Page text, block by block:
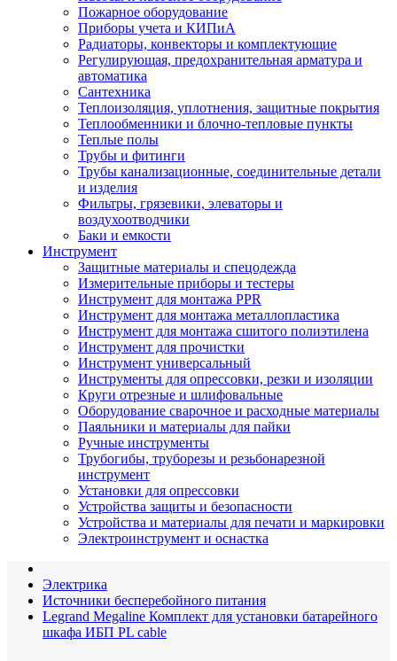
Пожарное оборудование
Приборы учета и КИПиА
Радиаторы, конвекторы и комплектующие
Регулирующая, предохранительная арматура и
автоматика
Сантехника
Теплоизоляция, уплотнения, защитные покрытия
Теплообменники и блочно-тепловые пункты
Теплые полы
Трубы и фитинги
Трубы канализационные, соединительные детали
и изделия
Фильтры, грязевики, элеваторы и
воздухоотводчики
Баки и емкости
Инструмент
Защитные материалы и спецодежда
Измерительные приборы и тестеры
Инструмент для монтажа PPR
Инструмент для монтажа металлопластика
Инструмент для монтажа сшитого полиэтилена
Инструмент для прочистки
Инструмент универсальный
Инструменты для опрессовки, резки и изоляции
Круги отрезные и шлифовальные
Оборудование сварочное и расходные материалы
Паяльники и материалы для пайки
Ручные инструменты
Трубогибы, труборезы и резьбонарезной
инструмент
Установки для опрессовки
Устройства защиты и безопасности
Устройства и материалы для печати и маркировки
Электроинструмент и оснастка
Электрика
Источники бесперебойного питания
Legrand Megaline Комплект для установки батарейного
шкафа ИБП PL cable